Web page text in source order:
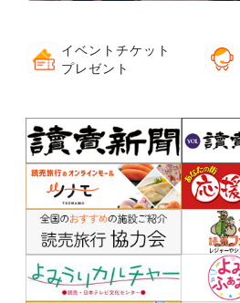
イベントチケット
プレゼント